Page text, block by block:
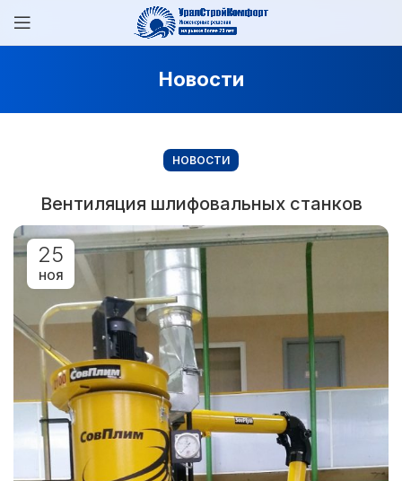
Новости
НОВОСТИ
Вентиляция шлифовальных станков
25
НОЯ